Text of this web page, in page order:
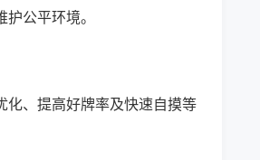
公平环境。
化、提高好牌率及快速自摸等